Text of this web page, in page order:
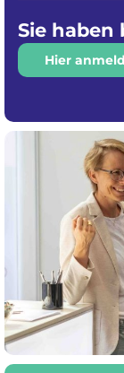
Sie haben
Hier